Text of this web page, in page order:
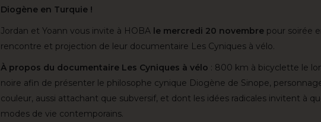
Diogène en Turquie !
Jordan et Yoann vous invite à HOBA le mercredi 20 novembre pour soirée
rencontre et projection de leur documentaire Les Cyniques à vélo.
À propos du documentaire Les Cyniques à vélo : 800 km à bicyclette le
noire afin de présenter le philosophe cynique Diogène de Sinope,
couleur, aussi attachant que subversif, et dont les idées radicales invitent à
modes de vie contemporains.